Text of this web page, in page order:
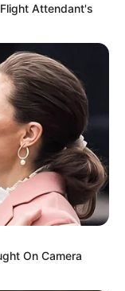
toda
mais um pouco
o próprio
Attendant's
On Camera